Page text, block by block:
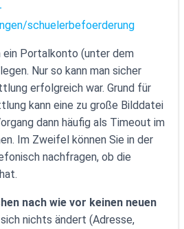
schuelerbefoerderung
ein Portalkonto (unter dem
Nur so kann man sicher
erfolgreich war. Grund für
kann eine zu große Bilddatei
dann häufig als Timeout im
Im Zweifel können Sie in der
nachfragen, ob die
nach wie vor keinen neuen
nichts ändert (Adresse,